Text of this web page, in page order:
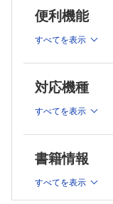
松下 晃ほか
と個別化予防の可能
中本 伸宏
大野栄三郎
胆道癌における慢
羽賀 敏博
謝異常からみ
飯塚 武ほか
膵癌・胆道癌に
植野さやか
膵癌とマイクロ
便利機能
すべてを表示
対応機種
すべてを表示
書籍情報
すべてを表示